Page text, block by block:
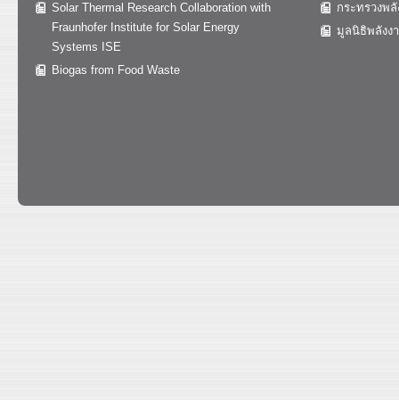
Solar Thermal Research Collaboration with
Fraunhofer Institute for Solar Energy
Systems ISE
Biogas from Food Waste
กระทรวงพลั
มูลนิธิพลังง